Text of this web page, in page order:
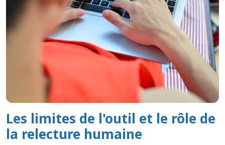
Les limites de l'outil et le rôle de
la relecture humaine